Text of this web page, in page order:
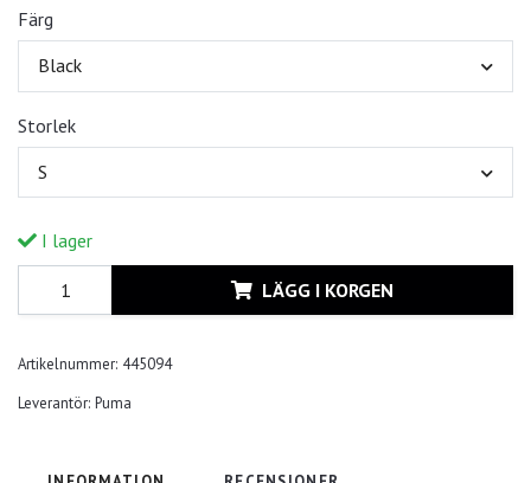
Färg
Black
Storlek
S
I lager
LÄGG I KORGEN
Artikelnummer: 445094
Leverantör: Puma